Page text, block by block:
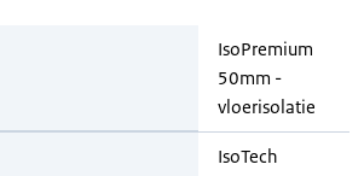
IsoPremium
50mm -
vloerisolatie
IsoTech